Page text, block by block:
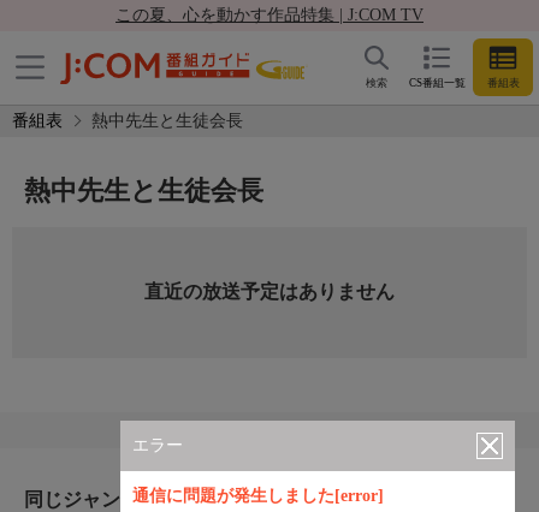
この夏、心を動かす作品特集 | J:COM TV
CS番組一覧 番組表
検索
番組表 熱中先生と生徒会長
エラー
通信に問題が発生しました[error]
熱中先生と生徒会長
直近の放送予定はありません
同じジャンルのおすすめ番組